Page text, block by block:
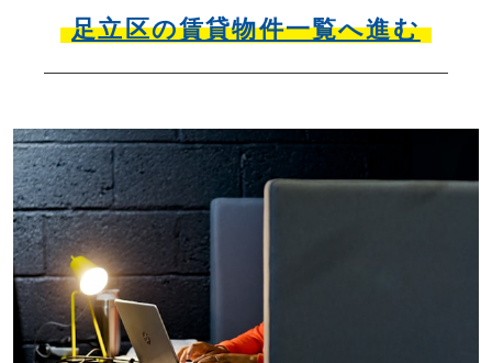
足立区の賃貸物件一覧へ進む